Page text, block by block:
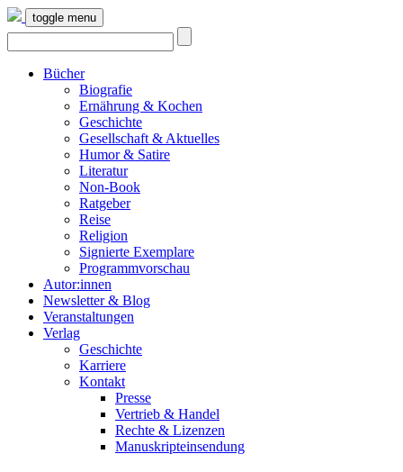
toggle menu
Bücher
Biografie
Ernährung & Kochen
Geschichte
Gesellschaft & Aktuelles
Humor & Satire
Literatur
Non-Book
Ratgeber
Reise
Religion
Signierte Exemplare
Programmvorschau
Autor:innen
Newsletter & Blog
Veranstaltungen
Verlag
Geschichte
Karriere
Kontakt
Presse
Vertrieb & Handel
Rechte & Lizenzen
Manuskripteinsendung